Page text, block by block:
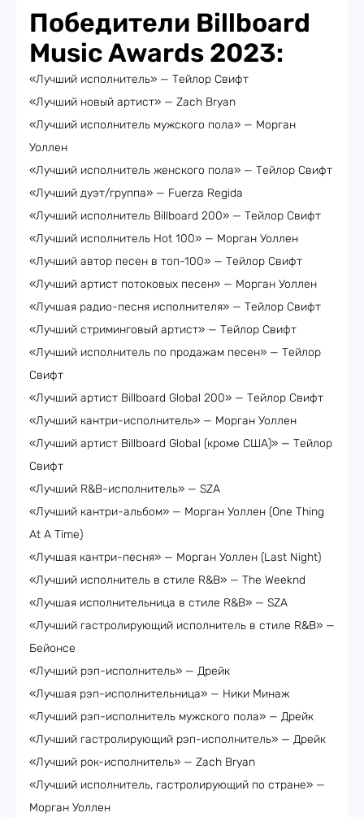
Победители Billboard
Music Awards 2023:
«Лучший исполнитель» — Тейлор Свифт
«Лучший новый артист» — Zach Bryan
«Лучший исполнитель мужского пола» — Морган
Уоллен
«Лучший исполнитель женского пола» — Тейлор Свифт
«Лучший дуэт/группа» — Fuerza Regida
«Лучший исполнитель Billboard 200» — Тейлор Свифт
«Лучший исполнитель Hot 100» — Морган Уоллен
«Лучший автор песен в топ-100» — Тейлор Свифт
«Лучший артист потоковых песен» — Морган Уоллен
«Лучшая радио-песня исполнителя» — Тейлор Свифт
«Лучший стриминговый артист» — Тейлор Свифт
«Лучший исполнитель по продажам песен» — Тейлор
Свифт
«Лучший артист Billboard Global 200» — Тейлор Свифт
«Лучший кантри-исполнитель» — Морган Уоллен
«Лучший артист Billboard Global (кроме США)» — Тейлор
Свифт
«Лучший R&B-исполнитель» — SZA
«Лучший кантри-альбом» — Морган Уоллен (One Thing
At A Time)
«Лучшая кантри-песня» — Морган Уоллен (Last Night)
«Лучший исполнитель в стиле R&B» — The Weeknd
«Лучшая исполнительница в стиле R&B» — SZA
«Лучший гастролирующий исполнитель в стиле R&B» —
Бейонсе
«Лучший рэп-исполнитель» — Дрейк
«Лучшая рэп-исполнительница» — Ники Минаж
«Лучший рэп-исполнитель мужского пола» — Дрейк
«Лучший гастролирующий рэп-исполнитель» — Дрейк
«Лучший рок-исполнитель» — Zach Bryan
«Лучший исполнитель, гастролирующий по стране» —
Морган Уоллен